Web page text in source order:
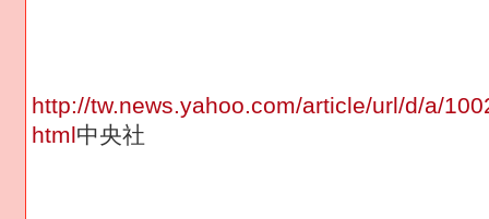
http://tw.news.yahoo.com/article/url/d/a/
html中央社